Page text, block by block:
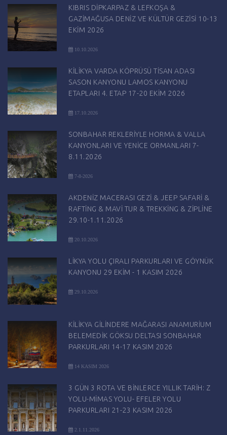
KIBRIS DİPKARPAZ & LEFKOŞA &
GAZİMAĞUSA DENİZ VE KÜLTÜR GEZİSİ 10-13
EKİM 2026
10.10.2026
KİLİKYA VARDA KÖPRÜSÜ TİSAN ADASI
SASON KANYONU LAMOS KANYONU
ETAPLARI 4. ETAP 17-20 EKİM 2026
17.10.2026
SONBAHAR REKLERİYLE HORMA & VALLA
KANYONLARI VE YENİCE ORMANLARI 7-
8.11.2026
7-8-2026
AKDENİZ MACERASI GEZİ & JEEP SAFARİ &
RAFTİNG & MAVİ TUR & TREKKİNG & ZİPLİNE
29.10-1.11.2026
20.10.2026
LİKYA YOLU ÇIRALI PARKURLARI VE GÖYNÜK
KANYONU 29 EKİM - 1 KASIM 2026
29.10.2026
KİLİKYA GİLİNDERE MAĞARASI ANAMURİUM
BELEMEDİK GÖKSU DELTASI SONBAHAR
PARKURLARI 14-17 KASIM 2026
14 KASIM 2026
3 GÜN 3 ROTA VE BİNLERCE YILLIK TARİH: Z
YOLU-MİMAS YOLU- EFELER YOLU
PARKURLARI 21-23 KASIM 2026
2.1.11.2026